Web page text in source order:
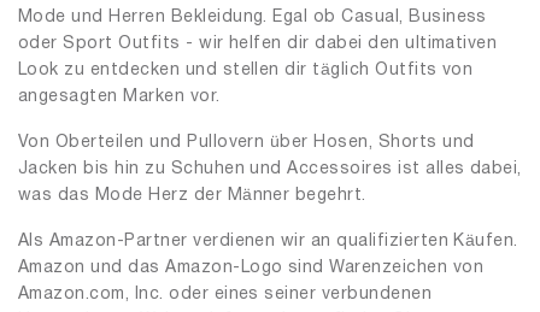
Mode und Herren Bekleidung. Egal ob Casual, Business
oder Sport Outfits - wir helfen dir dabei den ultimativen
Look zu entdecken und stellen dir täglich Outfits von
angesagten Marken vor.
Von Oberteilen und Pullovern über Hosen, Shorts und
Jacken bis hin zu Schuhen und Accessoires ist alles dabei,
was das Mode Herz der Männer begehrt.
Als Amazon-Partner verdienen wir an qualifizierten Käufen.
Amazon und das Amazon-Logo sind Warenzeichen von
Amazon.com, Inc. oder eines seiner verbundenen